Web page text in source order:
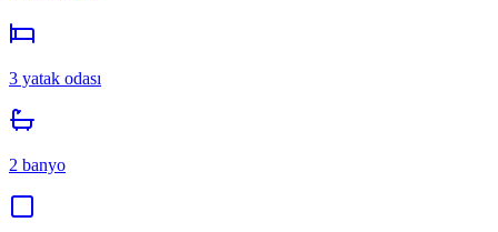
3 yatak odası
2 banyo